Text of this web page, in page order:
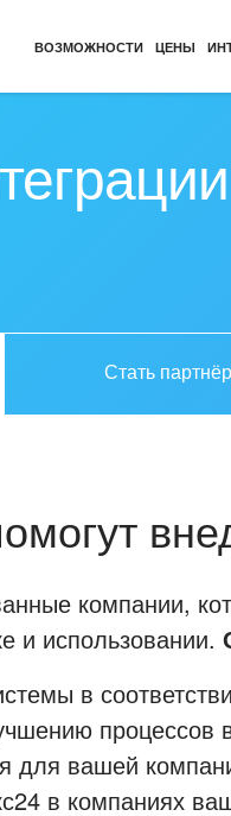
ВОЗМОЖНОСТИ ЦЕНЫ
Стать
компании,
и использовании.
в
процессов
для вашей
в компаниях